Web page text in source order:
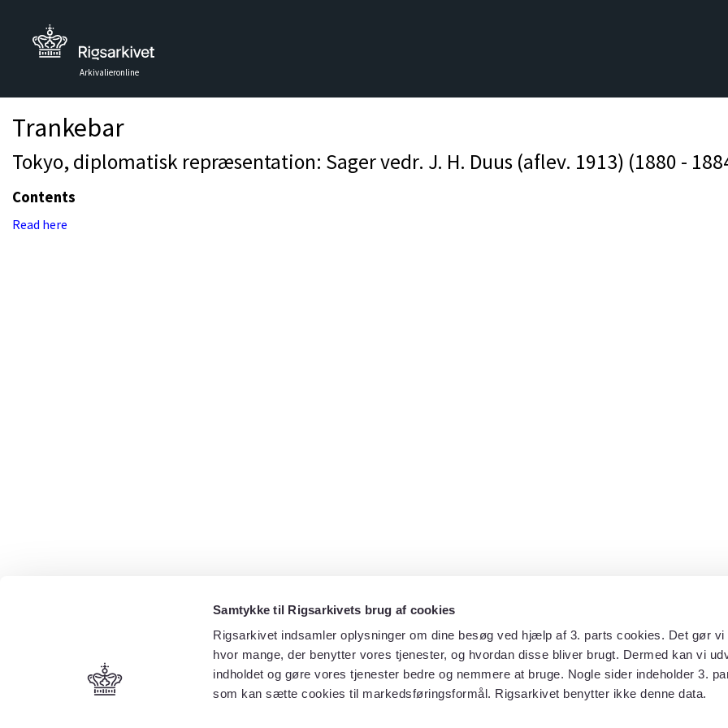
Samtykke til Rigsarkivets brug af cookies
Rigsarkivet indsamler oplysninger om dine besøg ved hjælp af 3. parts cookies. Det gør vi
hvor mange, der benytter vores tjenester, og hvordan disse bliver brugt. Dermed kan vi
indholdet og gøre vores tjenester bedre og nemmere at bruge. Nogle sider indeholder 3.
som kan sætte cookies til markedsføringsformål. Rigsarkivet benytter ikke denne data.
Arkivalieronline
Trankebar
Tokyo, diplomatisk repræsentation: Sager vedr. J. H. Duus (aflev. 1913) (1880 -
Contents
Read here